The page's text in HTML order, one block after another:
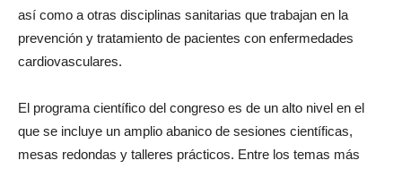
así como a otras disciplinas sanitarias que trabajan en la
prevención y tratamiento de pacientes con enfermedades
cardiovasculares.
El programa científico del congreso es de un alto nivel en el
que se incluye un amplio abanico de sesiones científicas,
mesas redondas y talleres prácticos. Entre los temas más